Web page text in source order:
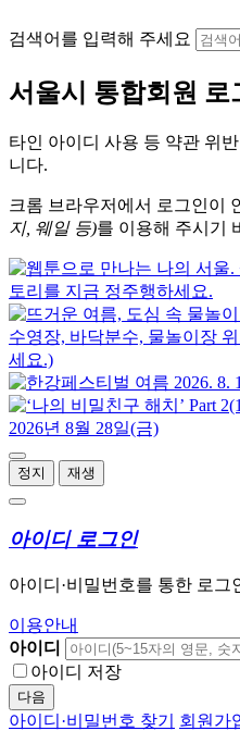
검색어를 입력해 주세요
서울시 통합회원 로
타인 아이디 사용 등 약관 위반
니다.
크롬 브라우저에서 로그인이
지, 웨일 등)를 이용해 주시기
정지 재생
아이디 로그인
아이디·비밀번호를 통한 로그
이용안내
아이디
아이디 저장
다음
아이디·비밀번호 찾기 회원가